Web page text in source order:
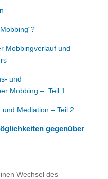
Mobbingverlauf und
und
Mobbing – Teil 1
und Mediation – Teil 2
gegenüber
Wechsel des